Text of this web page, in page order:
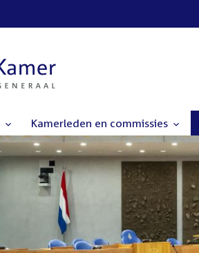
Kamerleden en commissies